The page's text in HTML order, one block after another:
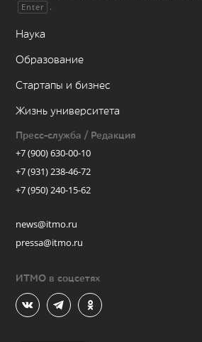
Enter .
Наука
Образование
Стартапы и бизнес
Жизнь университета
Пресс-служба / Редакция
+7 (900) 630-00-10
+7 (931) 238-46-72
+7 (950) 240-15-62
news@itmo.ru
pressa@itmo.ru
ИТМО в соцсетях